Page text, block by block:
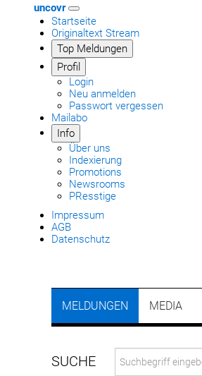
uncovr
Startseite
Originaltext Stream
Top Meldungen
Profil
Login
Neu anmelden
Passwort vergessen
Mailabo
Info
Über uns
Indexierung
Promotions
Newsrooms
PResstige
Impressum
AGB
Datenschutz
MELDUNGEN MEDIA